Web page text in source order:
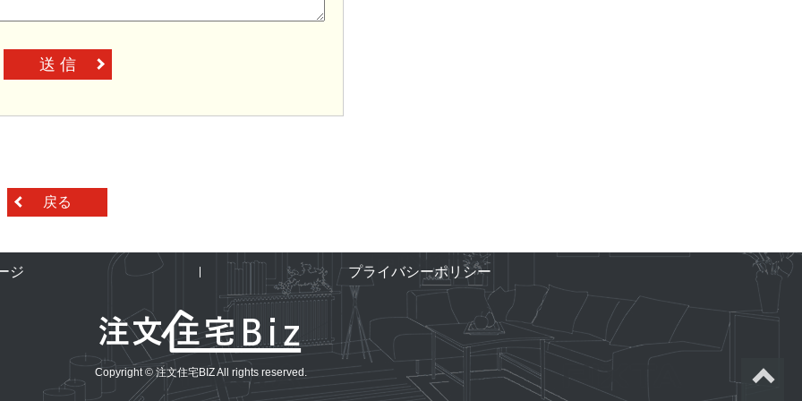
送 信
戻る
ジ プライバシーポリシー
Copyright © 注文住宅BIZ All rights reserved.